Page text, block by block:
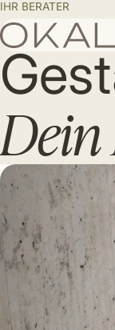
IHR BERATER